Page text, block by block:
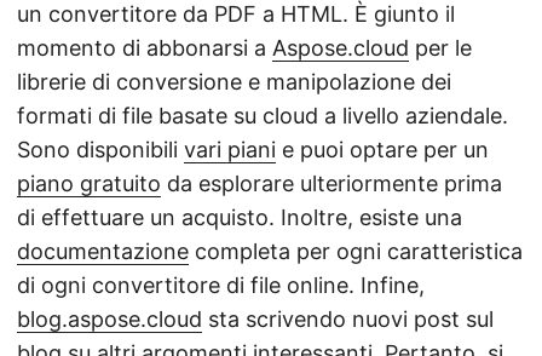
un convertitore da PDF a HTML. È giunto il
momento di abbonarsi a Aspose.cloud per le
librerie di conversione e manipolazione dei
formati di file basate su cloud a livello aziendale.
Sono disponibili vari piani e puoi optare per un
piano gratuito da esplorare ulteriormente prima
di effettuare un acquisto. Inoltre, esiste una
documentazione completa per ogni caratteristica
di ogni convertitore di file online. Infine,
blog.aspose.cloud sta scrivendo nuovi post sul